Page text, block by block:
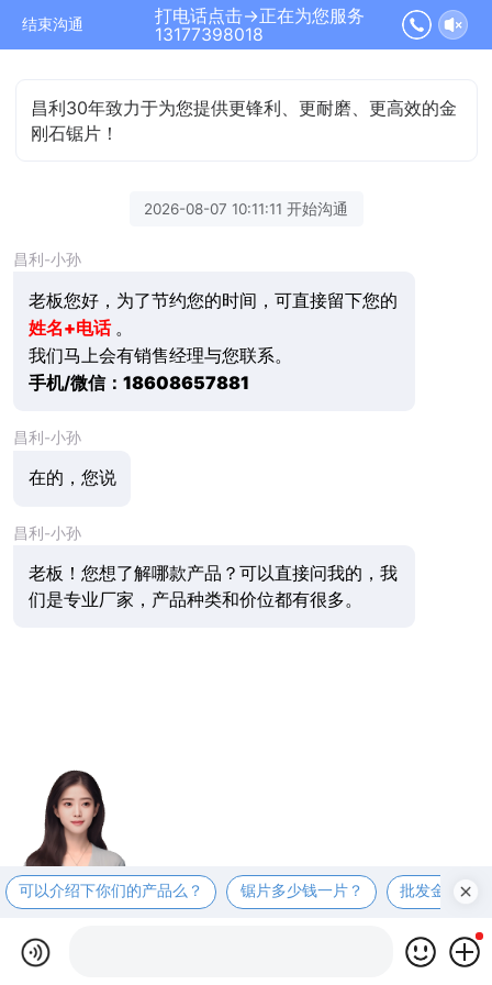
结束沟通
打电话点击→正在为您服务
13177398018
昌利30年致力于为您提供更锋利、更耐磨、更高效的金
刚石锯片！
2026-08-07 10:11:11 开始沟通
昌利-小孙
老板您好，为了节约您的时间，可直接留下您的
姓名+电话。
我们马上会有销售经理与您联系。
手机/微信： 18608657881
昌利-小孙
在的，您说
昌利-小孙
老板！您想了解哪款产品？可以直接问我的，我
们是专业厂家，产品种类和价位都有很多。
可以介绍下你们的产品么？ 锯片多少钱一片？ 批发金刚石